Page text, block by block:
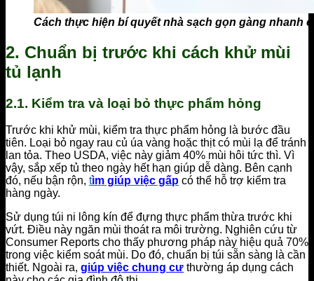
Cách thực hiện bí quyết nhà sạch gọn gàng nhanh
2. Chuẩn bị trước khi cách khử mùi
tủ lạnh
2.1. Kiểm tra và loại bỏ thực phẩm hỏng
Trước khi khử mùi, kiểm tra thực phẩm hỏng là bước đầu
tiên. Loại bỏ ngay rau củ úa vàng hoặc thịt có mùi lạ để tránh
lan tỏa. Theo USDA, việc này giảm 40% mùi hôi tức thì. Vì
vậy, sắp xếp tủ theo ngày hết hạn giúp dễ dàng. Bên cạnh
đó, nếu bận rộn, tìm giúp việc gấp có thể hỗ trợ kiểm tra
hàng ngày.
Sử dụng túi ni lông kín để đựng thực phẩm thừa trước khi
vứt. Điều này ngăn mùi thoát ra môi trường. Nghiên cứu từ
Consumer Reports cho thấy phương pháp này hiệu quả 70%
trong việc kiểm soát mùi. Do đó, chuẩn bị túi sẵn sàng là cần
thiết. Ngoài ra, giúp việc chung cư thường áp dụng cách